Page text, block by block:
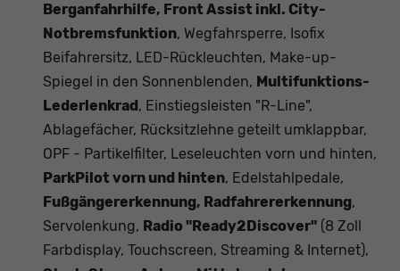
Berganfahrhilfe, Front Assist inkl. City-
Notbremsfunktion, Wegfahrsperre, Isofix
Beifahrersitz, LED-Rückleuchten, Make-up-
Spiegel in den Sonnenblenden, Multifunktions-
Lederlenkrad , Einstiegsleisten "R-Line",
Ablagefächer, Rücksitzlehne geteilt umklappbar,
OPF - Partikelfilter, Leseleuchten vorn und hinten,
ParkPilot vorn und hinten, Edelstahlpedale,
Fußgängererkennung, Radfahrererkennung,
Servolenkung, Radio "Ready2Discover" (8 Zoll
Farbdisplay, Touchscreen, Streaming & Internet),